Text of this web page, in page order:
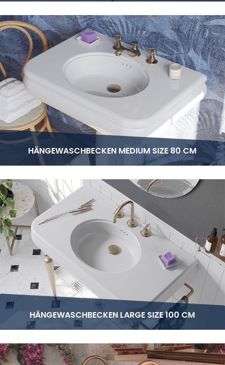
HÄNGEWASCHBECKEN MEDIUM SIZE 80 CM
HÄNGEWASCHBECKEN LARGE SIZE 100 CM